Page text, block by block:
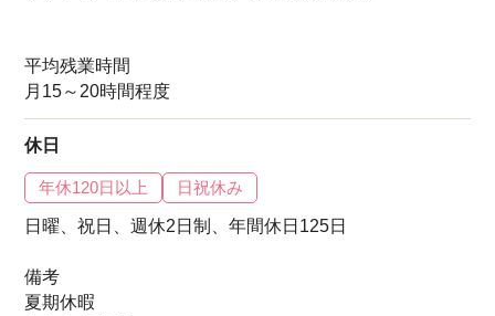
平均残業時間
月15～20時間程度
休日
年休120日以上 日祝休み
日曜、祝日、週休2日制、年間休日125日
備考
夏期休暇